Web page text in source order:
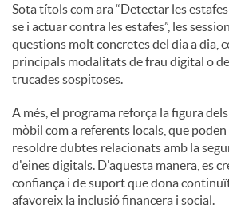
Sota títols com ara “Detectar les
se i actuar contra les estafes”, les
qüestions molt concretes del dia a dia,
principals modalitats de frau digital o
trucades sospitoses.
A més, el programa reforça la figura
mòbil com a referents locals, que
resoldre dubtes relacionats amb la
d'eines digitals. D'aquesta manera, es
confiança i de suport que dona
afavoreix la inclusió financera i social.